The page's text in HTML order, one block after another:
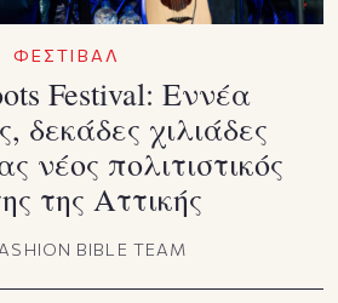
ΦΕΣΤΙΒΑΛ
Festival: Εννέα
δεκάδες χιλιάδες
νέος πολιτιστικός
της Αττικής
BIBLE TEAM